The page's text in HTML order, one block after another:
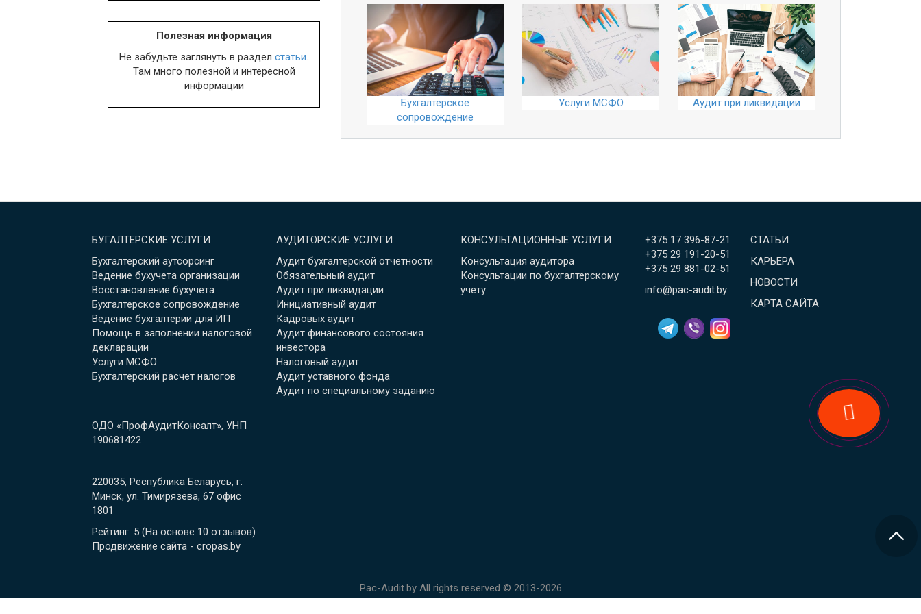
Аудит уставного фонда
Аудит по специальному
заданию
Полезная информация
Не забудьте заглянуть в раздел статьи.
Там много полезной и интересной
информации
Бухгалтерское
сопровождение
Услуги МСФО Аудит при ликвидации
БУГАЛТЕРСКИЕ УСЛУГИ
Бухгалтерский аутсорсинг
Ведение бухучета организации
Восстановление бухучета
Бухгалтерское сопровождение
Ведение бухгалтерии для ИП
Помощь в заполнении налоговой
декларации
Услуги МСФО
Бухгалтерский расчет налогов
АУДИТОРСКИЕ УСЛУГИ
Аудит бухгалтерской отчетности
Обязательный аудит
Аудит при ликвидации
Инициативный аудит
Кадровых аудит
Аудит финансового состояния
инвестора
Налоговый аудит
Аудит уставного фонда
Аудит по специальному заданию
КОНСУЛЬТАЦИОННЫЕ УСЛУГИ
Консультация аудитора
Консультации по бухгалтерскому
учету
+375 17 396-87-21
+375 29 191-20-51
+375 29 881-02-51
info@pac-audit.by
СТАТЬИ
КАРЬЕРА
НОВОСТИ
КАРТА САЙТА
ОДО «ПрофАудитКонсалт», УНП
190681422
220035, Республика Беларусь, г.
Минск, ул. Тимирязева, 67 офис
1801
Рейтинг: 5 (На основе 10 отзывов)
Продвижение сайта - cropas.by
Pac-Audit.by All rights reserved © 2013-2026